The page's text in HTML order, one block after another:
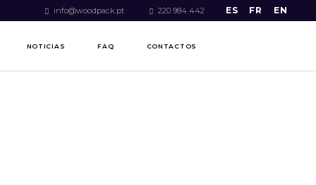
info@woodpack.pt 220 984 442 ES FR EN
NOTICIAS FAQ CONTACTOS